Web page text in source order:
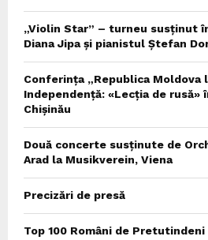
„Violin Star” – turneu susținut
Diana Jipa și pianistul Ștefan
Conferința „Republica Moldova
Independență: «Lecția de rusă»
Chișinău
Două concerte susținute de
Arad la Musikverein, Viena
Precizări de presă
Top 100 Români de Pretutindeni